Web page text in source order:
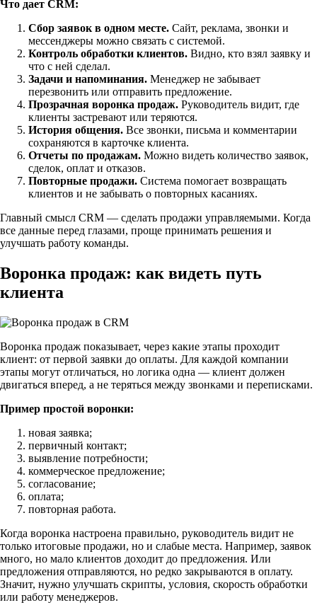
Что дает CRM:
Сбор заявок в одном месте. Сайт, реклама, звонки и
мессенджеры можно связать с системой.
Контроль обработки клиентов. Видно, кто взял заявку и
что с ней сделал.
Задачи и напоминания. Менеджер не забывает
перезвонить или отправить предложение.
Прозрачная воронка продаж. Руководитель видит, где
клиенты застревают или теряются.
История общения. Все звонки, письма и комментарии
сохраняются в карточке клиента.
Отчеты по продажам. Можно видеть количество заявок,
сделок, оплат и отказов.
Повторные продажи. Система помогает возвращать
клиентов и не забывать о повторных касаниях.
Главный смысл CRM — сделать продажи управляемыми. Когда
все данные перед глазами, проще принимать решения и
улучшать работу команды.
Воронка продаж: как видеть путь
клиента
Воронка продаж показывает, через какие этапы проходит
клиент: от первой заявки до оплаты. Для каждой компании
этапы могут отличаться, но логика одна — клиент должен
двигаться вперед, а не теряться между звонками и переписками.
Пример простой воронки:
новая заявка;
первичный контакт;
выявление потребности;
коммерческое предложение;
согласование;
оплата;
повторная работа.
Когда воронка настроена правильно, руководитель видит не
только итоговые продажи, но и слабые места. Например, заявок
много, но мало клиентов доходит до предложения. Или
предложения отправляются, но редко закрываются в оплату.
Значит, нужно улучшать скрипты, условия, скорость обработки
или работу менеджеров.